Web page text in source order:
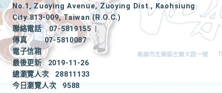
No.1, Zuoying Avenue, Zuoying Dist., Kaohsiung
City 813-009, Taiwan (R.O.C.)
聯絡電話
07-5819155
|
傳真
07-5810087
電子信箱
最後更新
2019-11-26
總瀏覽人次
28811133
今日瀏覽人次
9588